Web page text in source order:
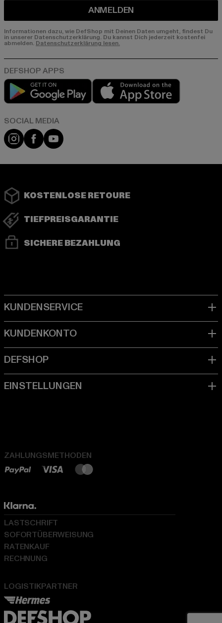
ANMELDEN
Informationen dazu, wie DefShop mit Deinen Daten umgeht, findest Du
in unserer Datenschutzerklärung. Du kannst Dich jederzeit kostenfei
abmelden. Datenschutzerklärung lesen.
Play market
Instagram
FacebookYouTube
KOSTENLOSE RETOURE
TIEFPREISGARANTIE
SICHERE BEZAHLUNG
ZAHLUNGSMETHODEN
LOGISTIKPARTNER
LASTSCHRIFT
SOFORTÜBERWEISUNG
RATENKAUF
RECHNUNG